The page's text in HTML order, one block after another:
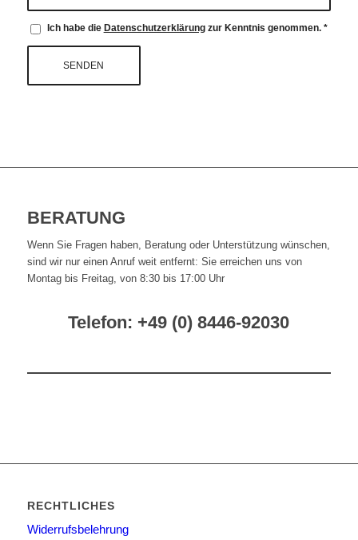
Ich habe die Datenschutzerklärungzur Kenntnis genommen. *
BERATUNG
Wenn Sie Fragen haben, Beratung oder Unterstützung wünschen,
sind wir nur einen Anruf weit entfernt: Sie erreichen uns von
Montag bis Freitag, von 8:30 bis 17:00 Uhr
Telefon: +49 (0) 8446-92030
RECHTLICHES
Widerrufsbelehrung